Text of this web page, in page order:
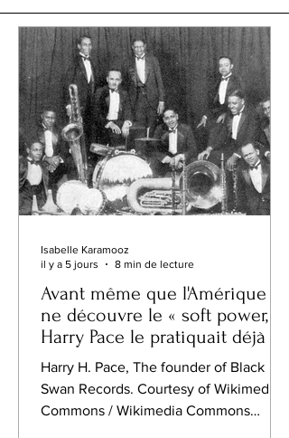
Avant même que l'Amérique
ne découvre le « soft power, »
Harry Pace le pratiquait déjà
Harry H. Pace, The founder of Black
Swan Records. Courtesy of Wikimedia
Commons / Wikimedia Commons
Isabelle Karamooz
il y a 5 jours
8 min de lecture